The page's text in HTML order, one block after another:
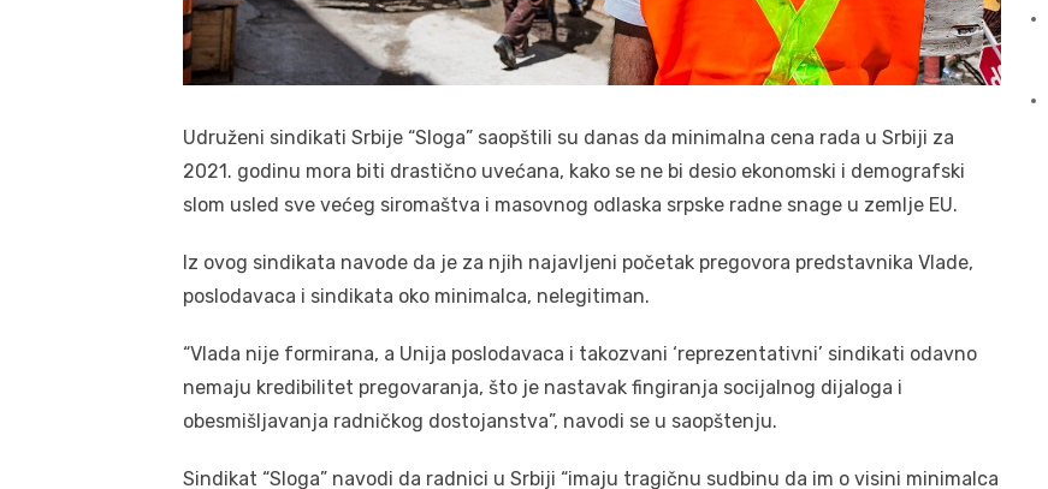
Udruženi sindikati Srbije “Sloga” saopštili su danas da minimalna cena rada u Srbiji za
2021. godinu mora biti drastično uvećana, kako se ne bi desio ekonomski i demografski
slom usled sve većeg siromaštva i masovnog odlaska srpske radne snage u zemlje EU.
Iz ovog sindikata navode da je za njih najavljeni početak pregovora predstavnika Vlade,
poslodavaca i sindikata oko minimalca, nelegitiman.
“Vlada nije formirana, a Unija poslodavaca i takozvani ‘reprezentativni’ sindikati odavno
nemaju kredibilitet pregovaranja, što je nastavak fingiranja socijalnog dijaloga i
obesmišljavanja radničkog dostojanstva”, navodi se u saopštenju.
Sindikat “Sloga” navodi da radnici u Srbiji “imaju tragičnu sudbinu da im o visini minimalca